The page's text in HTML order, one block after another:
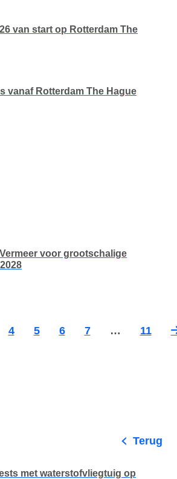
van start op Rotterdam The
vanaf Rotterdam The Hague
voor grootschalige
4 5 6 7 …
11
Terug
met waterstofvliegtuig op